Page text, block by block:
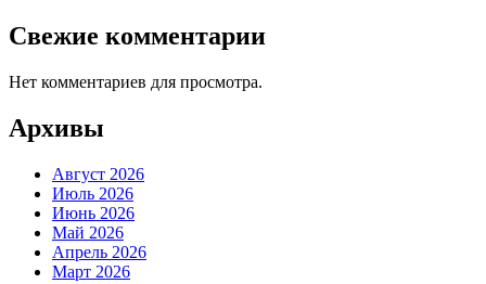
Свежие комментарии
Нет комментариев для просмотра.
Архивы
Август 2026
Июль 2026
Июнь 2026
Май 2026
Апрель 2026
Март 2026